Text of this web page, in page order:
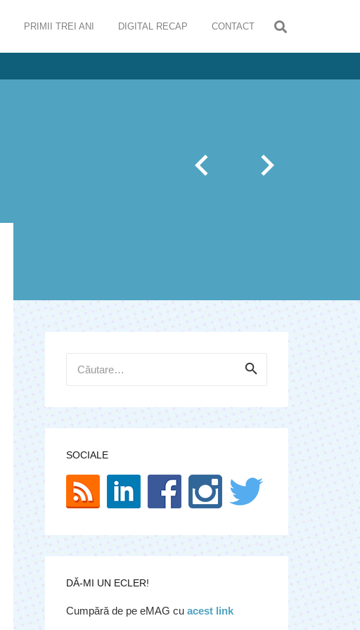
PRIMII TREI ANI DIGITAL RECAP CONTACT
după:
SOCIALE
DĂ-MI UN ECLER!
Cumpără de pe eMAG cu acest link